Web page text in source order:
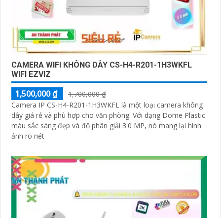
CAMERA WIFI KHÔNG DÂY CS-H4-R201-1H3WKFL
WIFI EZVIZ
1,500,000 ₫
1,700,000 ₫
Camera IP CS-H4-R201-1H3WKFL là một loại camera không
dây giá rẻ và phù hợp cho văn phòng. Với dạng Dome Plastic
màu sắc sáng đẹp và độ phân giải 3.0 MP, nó mang lại hình
ảnh rõ nét